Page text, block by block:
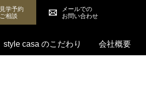
見学予約
ご相談
メールでの
お問い合わせ
style casa のこだわり 会社概要